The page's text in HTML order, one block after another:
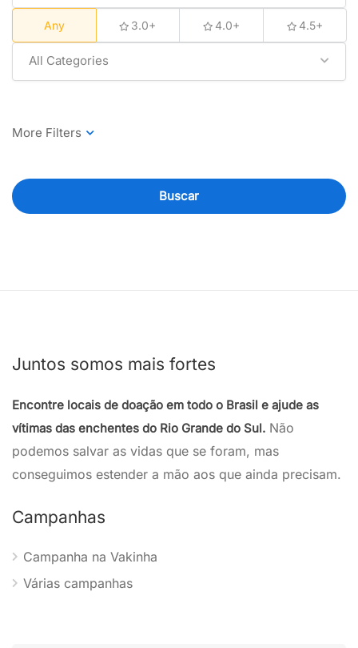
Any 3.0+ 4.0+ 4.5+
All Categories
Buscar
Juntos somos mais fortes
Encontre locais de doação em todo o Brasil e ajude as
vítimas das enchentes do Rio Grande do Sul. Não
podemos salvar as vidas que se foram, mas
conseguimos estender a mão aos que ainda precisam.
Campanhas
Campanha na Vakinha
Várias campanhas